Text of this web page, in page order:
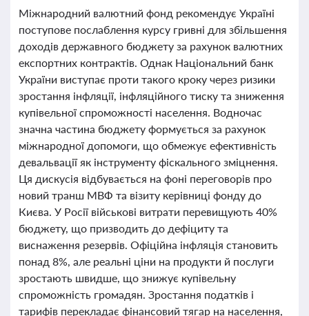
Міжнародний валютний фонд рекомендує Україні
поступове послаблення курсу гривні для збільшення
доходів державного бюджету за рахунок валютних
експортних контрактів. Однак Національний банк
України виступає проти такого кроку через ризики
зростання інфляції, інфляційного тиску та зниження
купівельної спроможності населення. Водночас
значна частина бюджету формується за рахунок
міжнародної допомоги, що обмежує ефективність
девальвації як інструменту фіскального зміцнення.
Ця дискусія відбувається на фоні переговорів про
новий транш МВФ та візиту керівниці фонду до
Києва. У Росії військові витрати перевищують 40%
бюджету, що призводить до дефіциту та
виснаження резервів. Офіційна інфляція становить
понад 8%, але реальні ціни на продукти й послуги
зростають швидше, що знижує купівельну
спроможність громадян. Зростання податків і
тарифів перекладає фінансовий тягар на населення,